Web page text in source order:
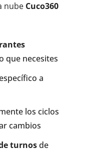
nube Cuco360
que necesites
a
los ciclos
cambios
turnosde